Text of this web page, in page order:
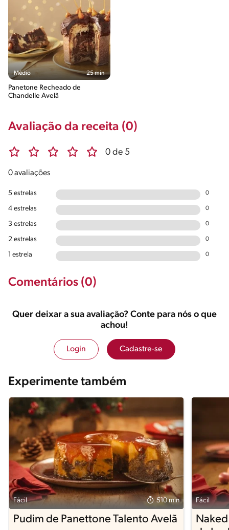
Médio 25 min
Panetone Recheado de
Chandelle Avelã
Avaliação da receita (0)
0 de 5
0 avaliações
5 estrelas 0
4 estrelas 0
3 estrelas 0
2 estrelas 0
1 estrela 0
Comentários (0)
Quer deixar a sua avaliação? Conte para nós o que
achou!
Login Cadastre-se
Experimente também
Fácil 510 min
Pudim de Panettone Talento Avelã
Fácil